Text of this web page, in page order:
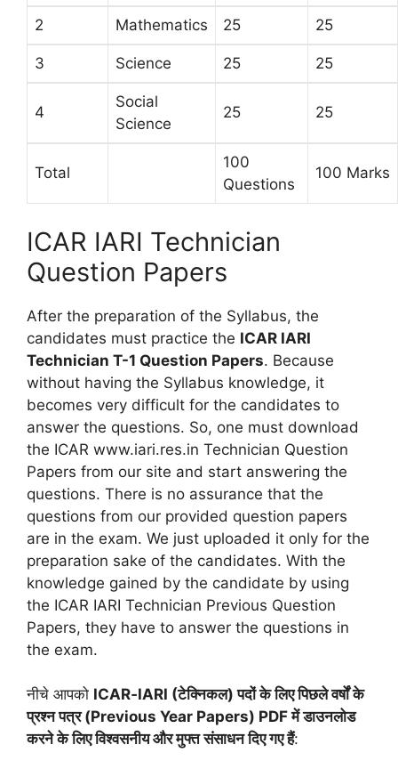
2 Mathematics 25 25
3 Science 25 25
4
Social
Science
25 25
Total
100
Questions
100 Marks
ICAR IARI Technician
Question Papers
After the preparation of the Syllabus, the
candidates must practice the ICAR IARI
Technician T-1 Question Papers. Because
without having the Syllabus knowledge, it
becomes very difficult for the candidates to
answer the questions. So, one must download
the ICAR www.iari.res.in Technician Question
Papers from our site and start answering the
questions. There is no assurance that the
questions from our provided question papers
are in the exam. We just uploaded it only for the
preparation sake of the candidates. With the
knowledge gained by the candidate by using
the ICAR IARI Technician Previous Question
Papers, they have to answer the questions in
the exam.
नीचे आपको ICAR‑IARI (टेक्निकल) पदों के लिए पिछले वर्षों के
प्रश्न पत्र (Previous Year Papers) PDF में डाउनलोड
करने के लिए विश्वसनीय और मुफ्त संसाधन दिए गए हैं: